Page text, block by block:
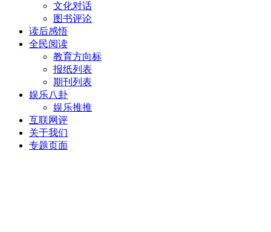
文化对话
图书评论
读后感悟
全民阅读
教育方向标
报纸列表
期刊列表
娱乐八卦
娱乐推推
互联网评
关于我们
专题页面